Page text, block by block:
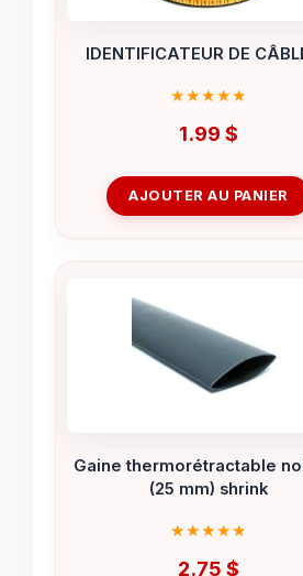
IDENTIFICATEUR DE
1.99 $
AJOUTER AU PANIER
Gaine thermorétractable
(25 mm) shrink
2.75 $